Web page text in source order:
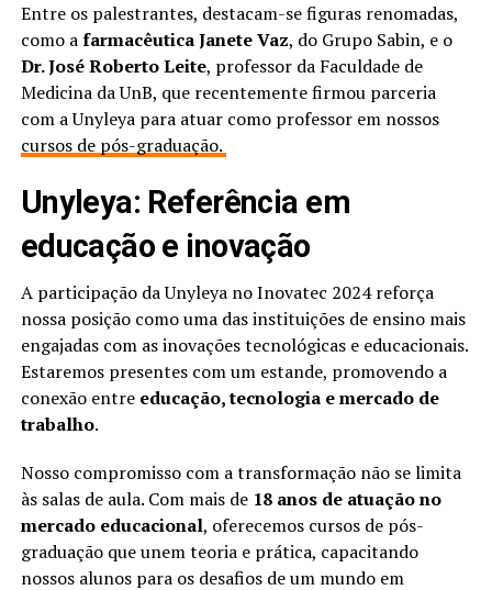
Entre os palestrantes, destacam-se figuras renomadas,
como afarmacêutica Janete Vaz, do Grupo Sabin, e o
Dr. José Roberto Leite, professor da Faculdade de
Medicina da UnB, que recentemente firmou parceria
com a Unyleya para atuar como professor em nossos
cursos de pós-graduação.
Unyleya: Referência em
educação e inovação
A participação da Unyleya no Inovatec 2024 reforça
nossa posição como uma das instituições de ensino mais
engajadas com as inovações tecnológicas e educacionais.
Estaremos presentes com um estande, promovendo a
conexão entre educação, tecnologia e mercado de
trabalho.
Nosso compromisso com a transformação não se limita
às salas de aula. Com mais de 18 anos de atuação no
mercado educacional, oferecemos cursos de pós-
graduação que unem teoria e prática, capacitando
nossos alunos para os desafios de um mundo em